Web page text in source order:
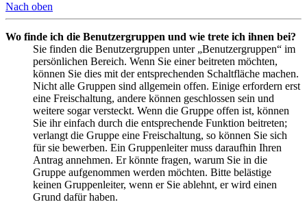
Nach oben
Wo finde ich die Benutzergruppen und wie trete ich ihnen bei?
Sie finden die Benutzergruppen unter „Benutzergruppen“ im
persönlichen Bereich. Wenn Sie einer beitreten möchten,
können Sie dies mit der entsprechenden Schaltfläche machen.
Nicht alle Gruppen sind allgemein offen. Einige erfordern erst
eine Freischaltung, andere können geschlossen sein und
weitere sogar versteckt. Wenn die Gruppe offen ist, können
Sie ihr einfach durch die entsprechende Funktion beitreten;
verlangt die Gruppe eine Freischaltung, so können Sie sich
für sie bewerben. Ein Gruppenleiter muss daraufhin Ihren
Antrag annehmen. Er könnte fragen, warum Sie in die
Gruppe aufgenommen werden möchten. Bitte belästige
keinen Gruppenleiter, wenn er Sie ablehnt, er wird einen
Grund dafür haben.